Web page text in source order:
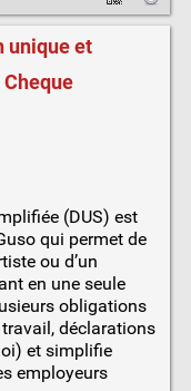
unique et
(DUS) est
qui permet de
ou d’un
en une seule
obligations
déclarations
et simplifie
employeurs